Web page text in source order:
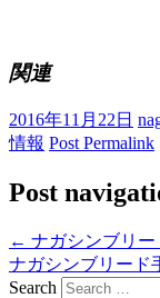
関連
2016年11月22日
情報 Post Permalink
Post
← ナガシンブリー
ナガシンブリード
Search